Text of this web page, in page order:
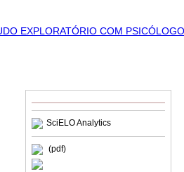
SciELO Analytics
(pdf)